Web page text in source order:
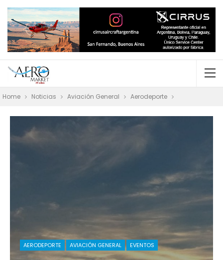
Home Noticias Aviación General Aerodeporte
AERODEPORTE AVIACIÓN GENERAL EVENTOS